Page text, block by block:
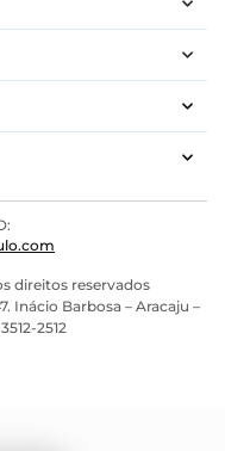
direitos reservados
Inácio Barbosa – Aracaju –
2512